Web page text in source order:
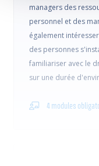
managers des
personnel et des
également
des personnes
familiariser avec le
sur une durée
4 modules